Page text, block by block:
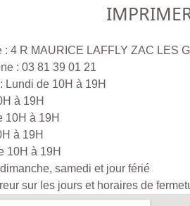
: 4 R MAURICE LAFFLY ZAC LES
: 03 81 39 01 21
Lundi de 10H à 19H
à 19H
10H à 19H
à 19H
10H à 19H
samedi et jour férié
sur les jours et horaires de